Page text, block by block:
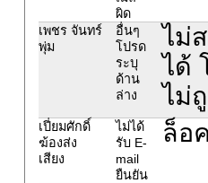
ผิด
เพชร จันทร์
พุ่ม
อื่นๆ
โปรด
ระบุ
ด้าน
ล่าง
ไม่
ได้
ไม่
เปี่ยมศักดิ์
ฆ้องส่ง
เสียง
ไม่ได้
รับ E-
mail
ยืนยัน
ล็อ